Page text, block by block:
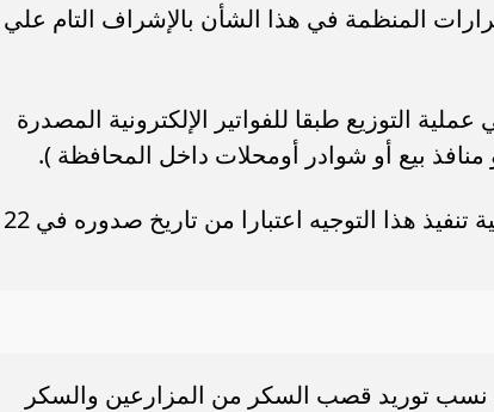
المنظمة في هذا الشأن بالإشراف التام علي
التوزيع طبقا للفواتير الإلكترونية المصدرة
بيع أو شوادر أومحلات داخل المحافظة ).
وجاء في المادة الثالثة، أنه على الجهات المعنية تنفيذ هذا التوجيه اعتبارا من تاريخ صدوره في 22
نسب توريد قصب السكر من المزارعين والسكر